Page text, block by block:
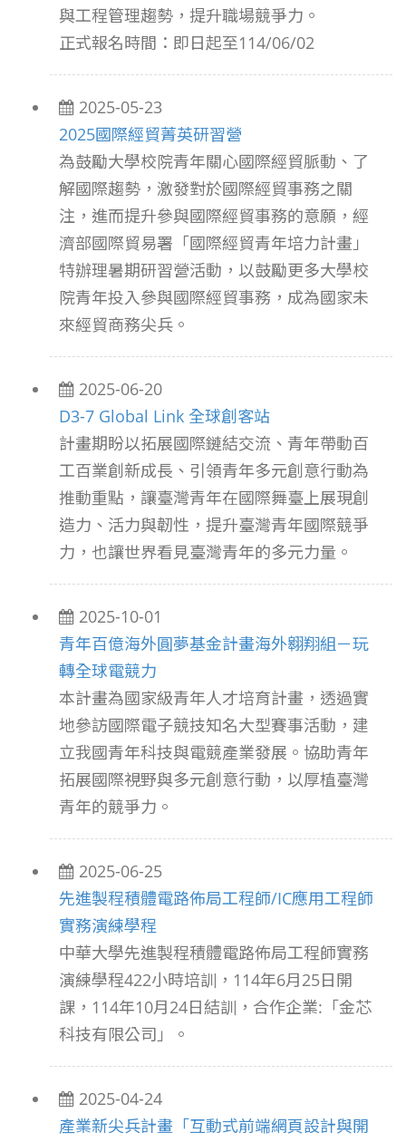
與工程管理趨勢，提升職場競爭力。
正式報名時間：即日起至114/06/02
2025-05-23
2025國際經貿菁英研習營
為鼓勵大學校院青年關心國際經貿脈動、了
解國際趨勢，激發對於國際經貿事務之關
注，進而提升參與國際經貿事務的意願，經
濟部國際貿易署「國際經貿青年培力計畫」
特辦理暑期研習營活動，以鼓勵更多大學校
院青年投入參與國際經貿事務，成為國家未
來經貿商務尖兵。
2025-06-20
D3-7 Global Link 全球創客站
計畫期盼以拓展國際鏈結交流、青年帶動百
工百業創新成長、引領青年多元創意行動為
推動重點，讓臺灣青年在國際舞臺上展現創
造力、活力與韌性，提升臺灣青年國際競爭
力，也讓世界看見臺灣青年的多元力量。
2025-10-01
青年百億海外圓夢基金計畫海外翱翔組－玩
轉全球電競力
本計畫為國家級青年人才培育計畫，透過實
地參訪國際電子競技知名大型賽事活動，建
立我國青年科技與電競產業發展。協助青年
拓展國際視野與多元創意行動，以厚植臺灣
青年的競爭力。
2025-06-25
先進製程積體電路佈局工程師/IC應用工程師
實務演練學程
中華大學先進製程積體電路佈局工程師實務
演練學程422小時培訓，114年6月25日開
課，114年10月24日結訓，合作企業:「金芯
科技有限公司」。
2025-04-24
產業新尖兵計畫「互動式前端網頁設計與開